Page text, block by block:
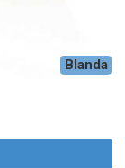
Blanda